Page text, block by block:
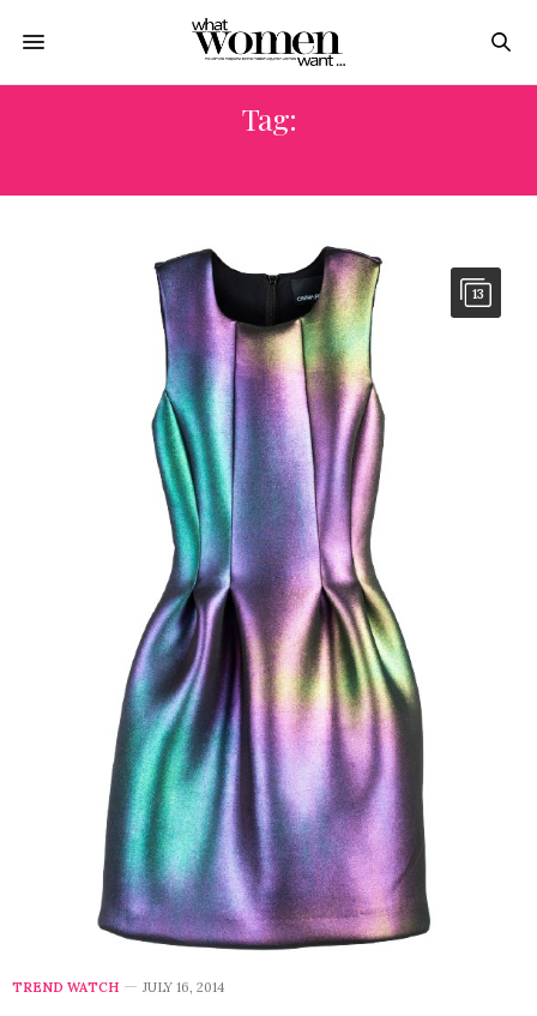
Tag:
13
TREND WATCH JULY 16, 2014